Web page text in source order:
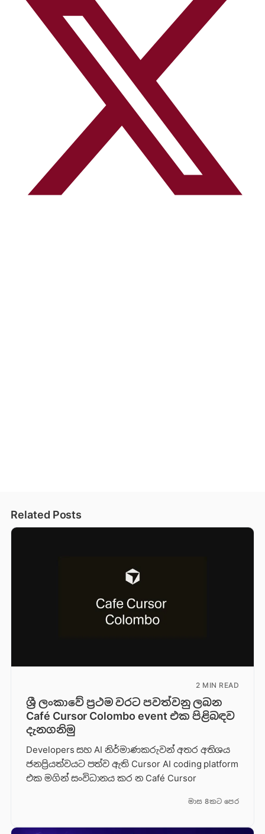
Related Posts
2 MIN READ
ශ්‍රී ලංකාවේ ප්‍රථම වරට පවත්වනු ලබන
Café Cursor Colombo event එක පිළිබඳව
දැනගනිමු
Developers සහ AI නිර්මාණකරුවන් අතර අතිශය
ජනප්‍රියත්වයට පත්ව ඇති Cursor AI coding platform
එක මගින් සංවිධානය කර න Café Cursor
මාස 8කට පෙර